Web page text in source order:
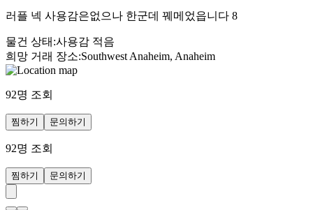
러플 넥 사용감은없으나 한군데 꿰메었읍니다 8
물건 상태 :사용감 적음
희망 거래 장소:Southwest Anaheim, Anaheim
92명 조회
찜하기 문의하기
92명 조회
찜하기 문의하기